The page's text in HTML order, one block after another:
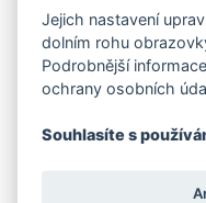
Jejich nastavení
dolním rohu
Podrobnější
ochrany osobních
Souhlasíte s